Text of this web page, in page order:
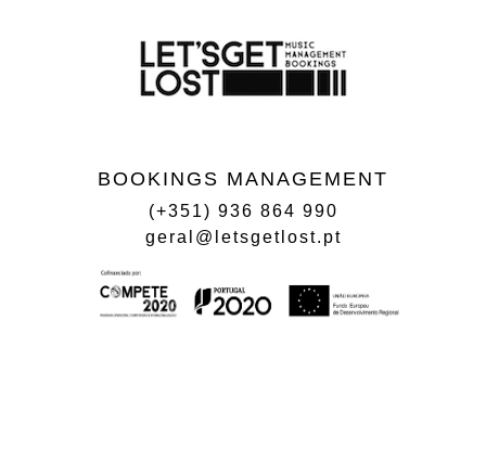
BOOKINGS MANAGEMENT
(+351) 936 864 990
geral@letsgetlost.pt